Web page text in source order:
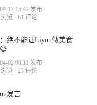
泪的乌克兰少女
17 15:42 发布
浏览 · 61 评论
绝不能让Liyuu做美食
02 00:11 发布
浏览 · 23 评论
发言